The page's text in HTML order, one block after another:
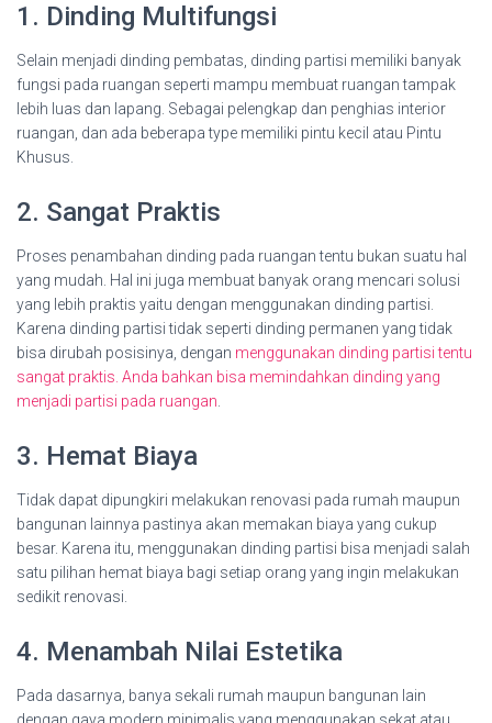
1. Dinding Multifungsi
Selain menjadi dinding pembatas, dinding partisi memiliki banyak
fungsi pada ruangan seperti mampu membuat ruangan tampak
lebih luas dan lapang. Sebagai pelengkap dan penghias interior
ruangan, dan ada beberapa type memiliki pintu kecil atau Pintu
Khusus.
2. Sangat Praktis
Proses penambahan dinding pada ruangan tentu bukan suatu hal
yang mudah. Hal ini juga membuat banyak orang mencari solusi
yang lebih praktis yaitu dengan menggunakan dinding partisi.
Karena dinding partisi tidak seperti dinding permanen yang tidak
bisa dirubah posisinya, dengan menggunakan dinding partisi tentu
sangat praktis. Anda bahkan bisa memindahkan dinding yang
menjadi partisi pada ruangan.
3. Hemat Biaya
Tidak dapat dipungkiri melakukan renovasi pada rumah maupun
bangunan lainnya pastinya akan memakan biaya yang cukup
besar. Karena itu, menggunakan dinding partisi bisa menjadi salah
satu pilihan hemat biaya bagi setiap orang yang ingin melakukan
sedikit renovasi.
4. Menambah Nilai Estetika
Pada dasarnya, banya sekali rumah maupun bangunan lain